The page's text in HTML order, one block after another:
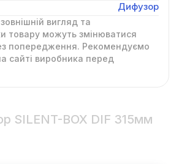
Дифузор
вигляд та
товару можуть змінюватися
попередження. Рекомендуємо
сайті виробника перед
SILENT-BOX DIF 315мм